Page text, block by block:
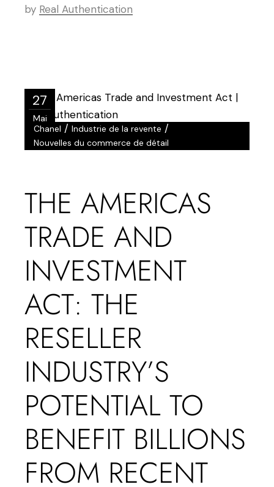
by Real Authentication
27
Mai
Chanel /Industrie de la revente /
Nouvelles du commerce de détail
THE AMERICAS
TRADE AND
INVESTMENT
ACT: THE
RESELLER
INDUSTRY’S
POTENTIAL TO
BENEFIT BILLIONS
FROM RECENT